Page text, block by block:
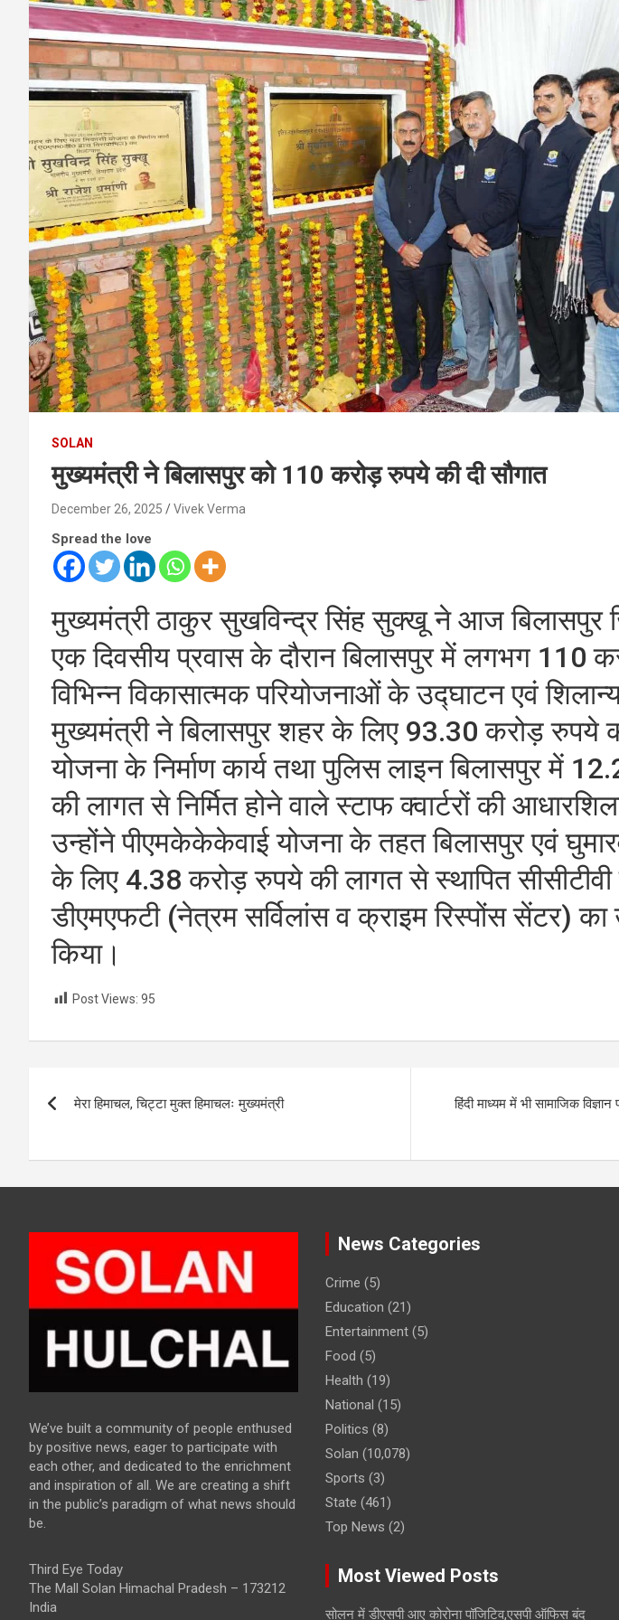
SOLAN
मुख्यमंत्री ने बिलासपुर को 110 करोड़ रुपये की दी सौगात
December 26, 2025 Vivek Verma
Spread the love
मुख्यमंत्री ठाकुर सुखविन्द्र सिंह सुक्खू ने आज
एक दिवसीय प्रवास के दौरान बिलासपुर में लगभग 110
विभिन्न विकासात्मक परियोजनाओं के उद्घाटन एवं
मुख्यमंत्री ने बिलासपुर शहर के लिए 93.30 करोड़ रुपये
योजना के निर्माण कार्य तथा पुलिस लाइन बिलासपुर में
की लागत से निर्मित होने वाले स्टाफ क्वार्टरों की
उन्होंने पीएमकेकेकेवाई योजना के तहत बिलासपुर एवं
के लिए 4.38 करोड़ रुपये की लागत से स्थापित
डीएमएफटी (नेत्रम सर्विलांस व क्राइम रिस्पोंस सेंटर)
किया।
Post Views: 95
navigation
मेरा हिमाचल, चिट्टा मुक्त हिमाचलः मुख्यमंत्री
हिंदी माध्यम में भी सामाजिक विज्ञान
We’ve built a community of people enthused
by positive news, eager to participate with
each other, and dedicated to the enrichment
and inspiration of all. We are creating a shift
in the public’s paradigm of what news should
be.
Third Eye Today
The Mall Solan Himachal Pradesh – 173212
India
News Categories
Crime (5)
Education (21)
Entertainment(5)
Food (5)
Health (19)
National (15)
Politics (8)
Solan (10,078)
Sports (3)
State (461)
Top News (2)
Most Viewed Posts
सोलन में डीएसपी आए कोरोना पॉजिटिव,एसपी ऑफिस बंद